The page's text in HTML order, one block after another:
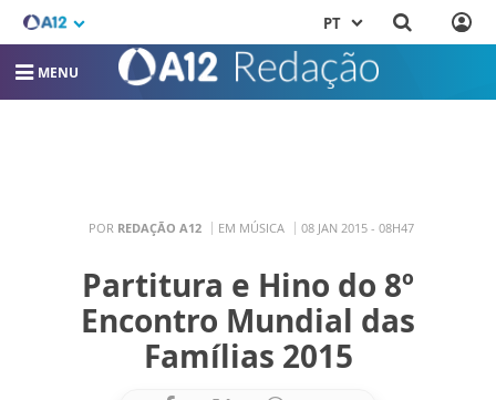
PT
MENU
POR REDAÇÃO A12 EM MÚSICA 08 JAN 2015 - 08H47
Partitura e Hino do 8º
Encontro Mundial das
Famílias 2015